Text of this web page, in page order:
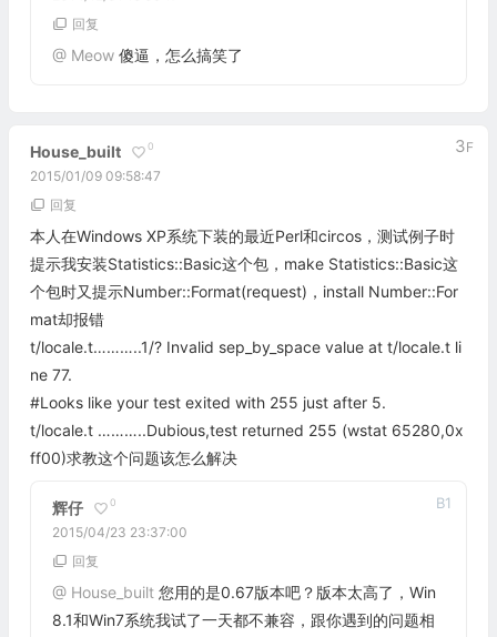
回复
@ Meow傻逼，怎么搞笑了
House_built 0
2015/01/09 09:58:47
3F
回复
本人在Windows XP系统下装的最近Perl和circos，测试例子时
提示我安装Statistics::Basic这个包，make Statistics::Basic这
个包时又提示Number::Format(request)，install Number::For
mat却报错
t/locale.t………..1/? Invalid sep_by_space value at t/locale.t li
ne 77.
#Looks like your test exited with 255 just after 5.
t/locale.t ………..Dubious,test returned 255 (wstat 65280,0x
ff00)求教这个问题该怎么解决
辉仔 0
2015/04/23 23:37:00
B1
回复
@ House_built您用的是0.67版本吧？版本太高了，Win
8.1和Win7系统我试了一天都不兼容，跟你遇到的问题相